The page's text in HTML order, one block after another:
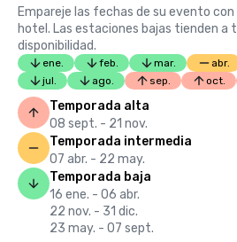
Empareje las fechas de su evento
hotel. Las estaciones bajas tienden a
disponibilidad.
ene. feb. mar. abr.
jul.
ago. sep. oct.
Temporada alta
08 sept. - 21 nov.
Temporada intermedia
07 abr. - 22 may.
Temporada baja
16 ene. - 06 abr.
22 nov. - 31 dic.
23 may. - 07 sept.